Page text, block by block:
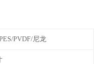
PVDF/尼龙